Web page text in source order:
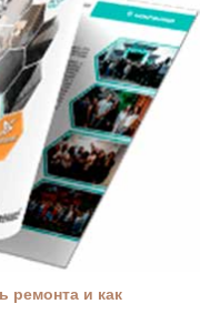
ремонта и как